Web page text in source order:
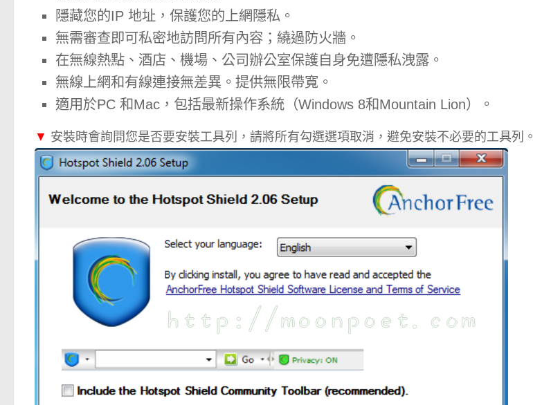
隱藏您的IP 地址，保護您的上網隱私。
無需審查即可私密地訪問所有內容；繞過防火牆。
在無線熱點、酒店、機場、公司辦公室保護自身免遭隱私洩露。
無線上網和有線連接無差異。提供無限帶寬。
適用於PC 和Mac，包括最新操作系統（Windows 8和Mountain Lion）。
▼ 安裝時會詢問您是否要安裝工具列，請將所有勾選選項取消，避免安裝不必要的工具列。